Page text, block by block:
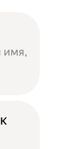
имя,